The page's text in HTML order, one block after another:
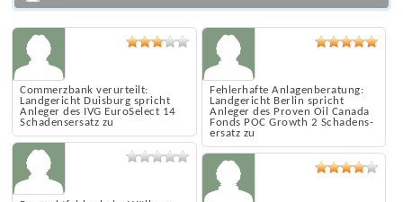
mail
Commerzbank verurteilt:
Landgericht Duisburg spricht
Anleger des IVG EuroSelect 14
Schadens­ersatz zu
Fehlerhafte Anlagen­beratung:
Landgericht Berlin spricht
Anleger des Proven Oil Canada
Fonds POC Growth 2 Schadens­
ersatz zu